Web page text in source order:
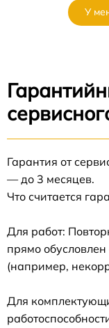
У
Гарантия от
— до 3 месяцев.
Что считается
Для работ:
прямо
(например,
Для